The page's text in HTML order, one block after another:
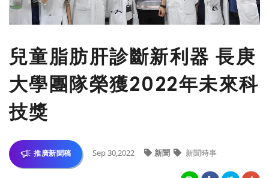
兒童脂肪肝診斷新利器 長庚
大學團隊榮獲2022年未來科
技獎
推廣新聞稿 Sep 30,2022 新聞 新聞時事